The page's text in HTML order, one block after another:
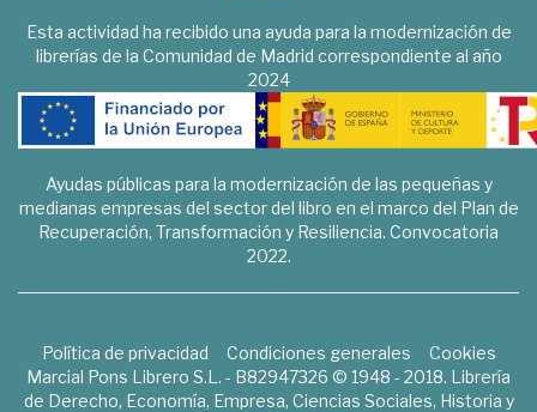
Esta actividad ha recibido una ayuda para la modernización de
librerías de la Comunidad de Madrid correspondiente al año
2024
Ayudas públicas para la modernización de las pequeñas y
medianas empresas del sector del libro en el marco del Plan de
Recuperación, Transformación y Resiliencia. Convocatoria
2022.
Política de privacidad Condiciones generales
Cookies
Marcial Pons Librero S.L. - B82947326 © 1948 - 2018. Librería
de Derecho, Economía, Empresa, Ciencias Sociales, Historia y